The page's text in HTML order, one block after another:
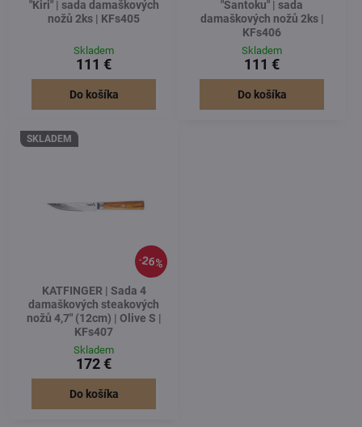
"Kiri" | sada damaškových
nožů 2ks | KFs405
Skladem
111 €
Do košíka
"Santoku" | sada
damaškových nožů 2ks |
KFs406
Skladem
111 €
Do košíka
26%
SKLADEM
KATFINGER | Sada 4
damaškových steakových
nožů 4,7" (12cm) | Olive S |
KFs407
Skladem
172 €
Do košíka